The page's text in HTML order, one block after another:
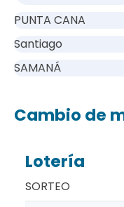
PUNTA CANA
Santiago
SAMANÁ
Cambio de
Lotería
SORTEO